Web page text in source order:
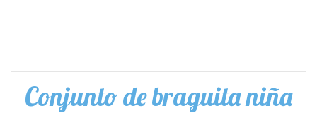
Conjunto de braguita niña